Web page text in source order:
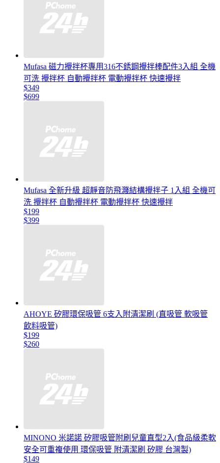
Mufasa 磁力攪拌杯專用316不銹鋼攪拌棒配件3入組 全機
可洗 攪拌杯 自動攪拌杯 電動攪拌杯 快速攪拌
$349
$699
Mufasa 全新升級 超靜音防飛濺結構攪拌子 1入組 全機可
洗 攪拌杯 自動攪拌杯 電動攪拌杯 快速攪拌
$199
$399
AHOYE 矽膠環保吸管 6支入附清潔刷 (直吸管 軟吸管
飲料吸管)
$199
$260
MINONO 米諾諾 矽膠吸管附刷兒童直型2入(食品級柔軟
安全可重複使用 環保吸管 附清潔刷 矽膠 台灣製)
$149